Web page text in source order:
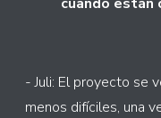
- Juli: El proyecto se
menos difíciles, una